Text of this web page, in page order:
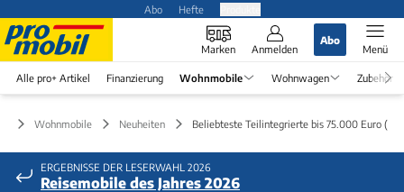
Abo Hefte
Marken Anmelden
Abo
Menü
Alle pro+ Artikel Finanzierung Wohnmobile Wohnwagen Zubehör
Wohnmobile Neuheiten Beliebteste Teilintegrierte bis 75.000 Euro
ERGEBNISSE DER LESERWAHL 2026
Reisemobile des Jahres 2026